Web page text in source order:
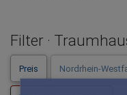
kostenlose
Filter ·
Preis Nordrhein-